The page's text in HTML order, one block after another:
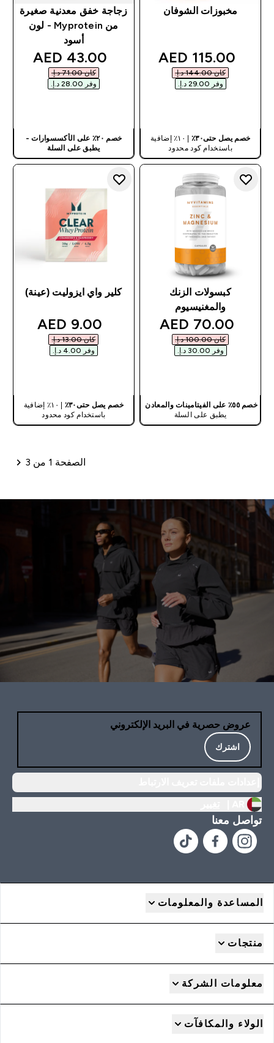
مخبوزات الشوفان
discounted price
115.00 AED‎
كان ‏144.00 د.إ.‏‎
وفر ‏29.00 د.إ.‏‎
خصم يصل حتى٣٠٪
| ١٠٪ إضافية
باستخدام كود محدود
زجاجة خفق معدنية صغيرة
من Myprotein - لون
أسود
price
43.00 AED‎
كان ‏71.00 د.إ.‏‎
وفر ‏28.00 د.إ.‏‎
خصم ٢٠٪ على الأكسسوارات -
يطبق على السلة
كبسولات الزنك
والمغنيسيوم
discounted price
70.00 AED‎
كان ‏100.00 د.إ.‏‎
وفر ‏30.00 د.إ.‏‎
خصم ٥٥٪ على الفيتامينات والمعادن
يطبق على السلة
كلير واي ايزوليت (عينة)
price
9.00 AED‎
كان ‏13.00 د.إ.‏‎
وفر ‏4.00 د.إ.‏‎
خصم يصل حتى٣٠٪
| ١٠٪ إضافية
باستخدام كود محدود
ترقيم الصفحات
الصفحة 1 من 3
عروض حصرية في البريد الإلكتروني
اشترك
تواصل معنا
المساعدة والمعلومات
منتجات
معلومات الشركة
الولاء والمكافآت